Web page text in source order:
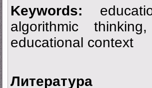
Keywords:
algorithmic
educational context
Литература